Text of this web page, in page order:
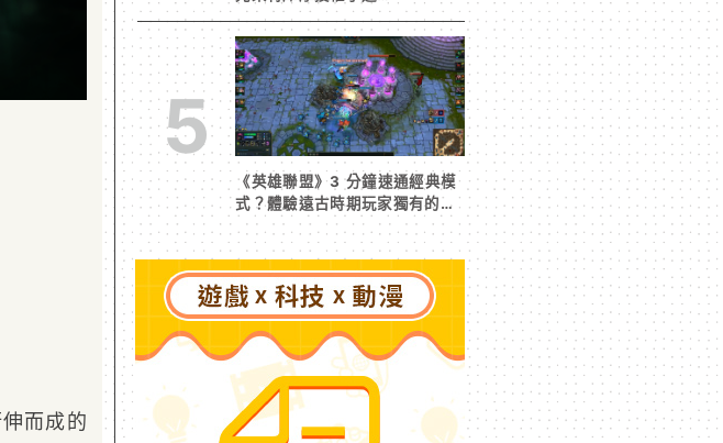
而成的
《RyzaChat:AI ライザと創る
あなただけのひと夏の夢物語》
事前登錄今日啟動
5
《英雄聯盟》3 分鐘速通經典模
式？體驗遠古時期玩家獨有的樂
趣